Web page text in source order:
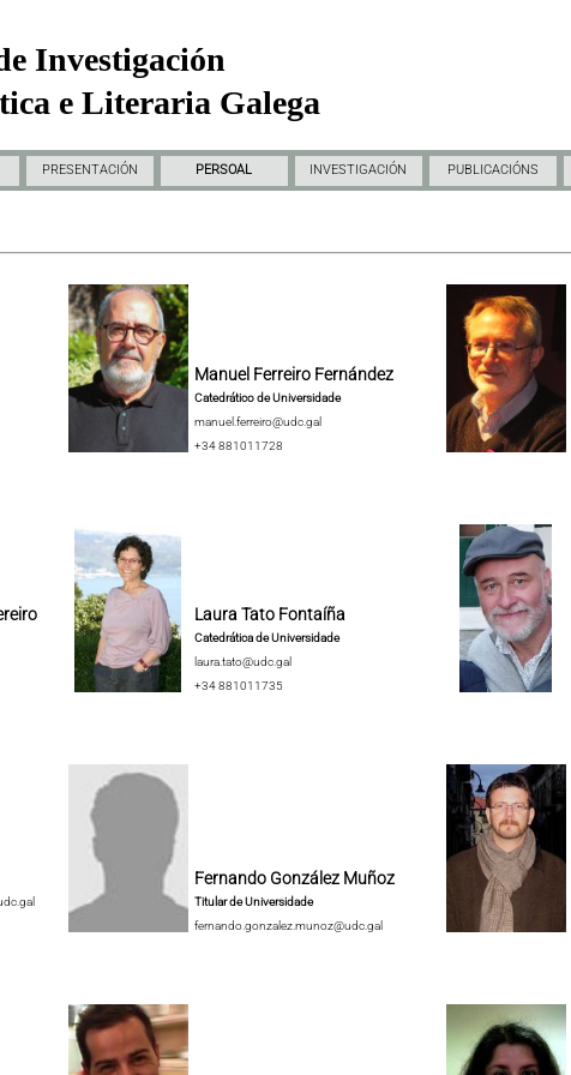
Investigación
e Literaria Galega
PRESENTACIÓN PERSOAL INVESTIGACIÓN PUBLICACIÓNS
Manuel Ferreiro Fernández
Catedrático de Universidade
manuel.ferreiro@udc.gal
+34 881011728
Laura Tato Fontaíña
Catedrática de Universidade
laura.tato@udc.gal
+34 881011735
Fernando González Muñoz
Titular de Universidade
fernando.gonzalez.munoz@udc.gal